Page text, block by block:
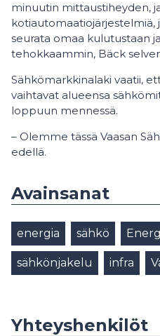
minuutin mittaustiheyden,
kotiautomaatiojärjestelmiä,
seurata omaa kulutustaan
tehokkaammin, Bäck
Sähkömarkkinalaki vaatii,
vaihtavat alueensa
loppuun mennessä.
– Olemme tässä Vaasan
edellä.
Avainsanat
energia sähkö
sähkönjakelu infra
Yhteyshenkilöt